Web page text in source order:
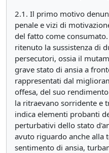
2.1. Il primo motivo
penale e vizi di
del fatto come
ritenuto la sussistenza di
persecutori, ossia il
grave stato di ansia a
rappresentati dal
offesa, del suo
la ritraevano sorridente e
indica elementi probanti
perturbativi dello stato
avuto riguardo anche alla
sentimento di ansia,